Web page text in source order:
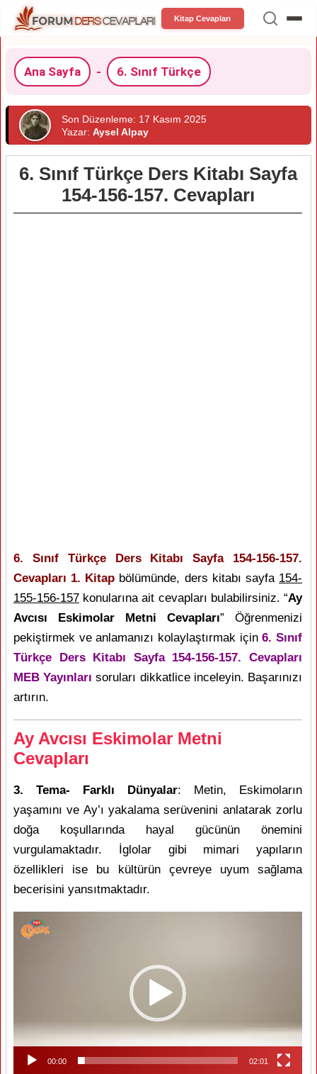
Kitap Cevapları
Ana Sayfa - 6. Sınıf Türkçe
Son Düzenleme: 17 Kasım 2025
Yazar: Aysel Alpay
6. Sınıf Türkçe Ders Kitabı Sayfa
154-156-157. Cevapları
6. Sınıf Türkçe Ders Kitabı Sayfa 154-156-157.
Cevapları 1. Kitap bölümünde, ders kitabı sayfa 154-
155-156-157 konularına ait cevapları bulabilirsiniz. “Ay
Avcısı Eskimolar Metni Cevapları” Öğrenmenizi
pekiştirmek ve anlamanızı kolaylaştırmak için6. Sınıf
Türkçe Ders Kitabı Sayfa 154-156-157. Cevapları
MEB Yayınları soruları dikkatlice inceleyin. Başarınızı
artırın.
Ay Avcısı Eskimolar Metni
Cevapları
3. Tema- Farklı Dünyalar: Metin, Eskimoların
yaşamını ve Ay’ı yakalama serüvenini anlatarak zorlu
doğa koşullarında hayal gücünün önemini
vurgulamaktadır. İglolar gibi mimari yapıların
özellikleri ise bu kültürün çevreye uyum sağlama
becerisini yansıtmaktadır.
Video
oynatıcı
00:00 02:01